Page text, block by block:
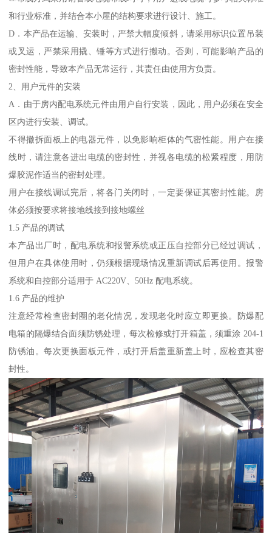
和行业标准，并结合本小屋的结构要求进行设计、施工。
D．本产品在运输、安装时，严禁大幅度倾斜，请采用标识位置吊装
或叉运，严禁采用撬、锤等方式进行搬动。否则，可能影响产品的
密封性能，导致本产品无常运行，其责任由使用方负责。
2、用户元件的安装
A．由于房内配电系统元件由用户自行安装，因此，用户必须在安全
区内进行安装、调试。
不得撤拆面板上的电器元件，以免影响柜体的气密性能。用户在接
线时，请注意各进出电缆的密封性，并视各电缆的松紧程度，用防
爆胶泥作适当的密封处理。
用户在接线调试完后，将各门关闭时，一定要保证其密封性能。房
体必须按要求将接地线接到接地螺丝
1.5 产品的调试
本产品出厂时，配电系统和报警系统或正压自控部分已经过调试，
但用户在具体使用时，仍须根据现场情况重新调试后再使用。报警
系统和自控部分适用于 AC220V、50Hz 配电系统。
1.6 产品的维护
注意经常检查密封圈的老化情况，发现老化时应立即更换。防爆配
电箱的隔爆结合面须防锈处理，每次检修或打开箱盖，须重涂 204-1
防锈油。每次更换面板元件，或打开后盖重新盖上时，应检查其密
封性。